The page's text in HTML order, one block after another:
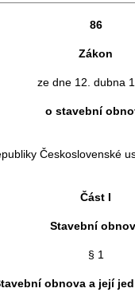
86
Zákon
ze dne 12. dubna
o stavební
Československé
Část I
Stavební
§ 1
obnova a její